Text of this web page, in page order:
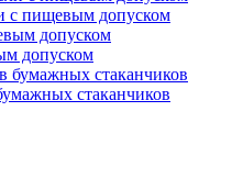
с пищевым допуском
допуском
стаканчиков